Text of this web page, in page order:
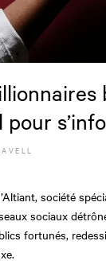
société
sociaux
fortunés,